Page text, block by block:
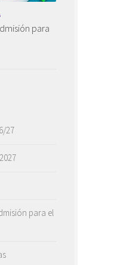
para
27
para el